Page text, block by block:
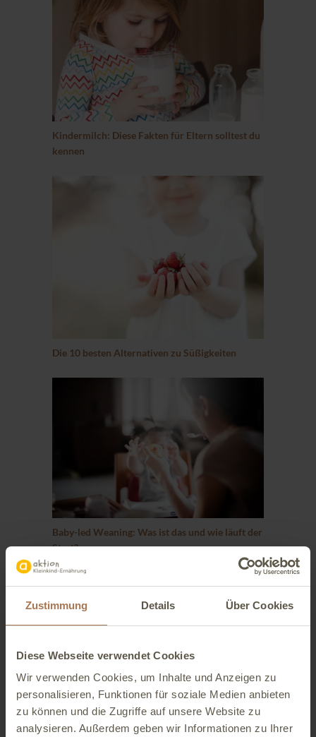
Zustimmung Details Über Cookies
Diese Webseite verwendet Cookies
Wir verwenden Cookies, um Inhalte und Anzeigen zu
personalisieren, Funktionen für soziale Medien anbieten
zu können und die Zugriffe auf unsere Website zu
analysieren. Außerdem geben wir Informationen zu Ihrer
Kindermilch: Diese Fakten für Eltern solltest du
kennen
Die 10 besten Alternativen zu Süßigkeiten
Baby-led Weaning: Was ist das und wie läuft der
Start?